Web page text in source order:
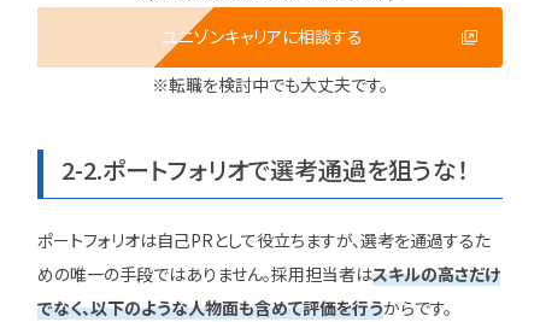
ユニゾンキャリアに相談する
※転職を検討中でも大丈夫です。
2-2.ポートフォリオで選考通過を狙うな！
ポートフォリオは自己PRとして役立ちますが、選考を通過するた
めの唯一の手段ではありません。採用担当者はスキルの高さだけ
でなく、以下のような人物面も含めて評価を行うからです。